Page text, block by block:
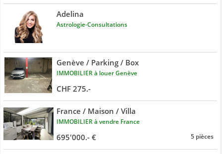
Adelina
Astrologie-Consultations
Genève / Parking / Box
IMMOBILIER à louer Genève
CHF 275.-
France / Maison / Villa
IMMOBILIER à vendre France
695'000.- € 5 pièces